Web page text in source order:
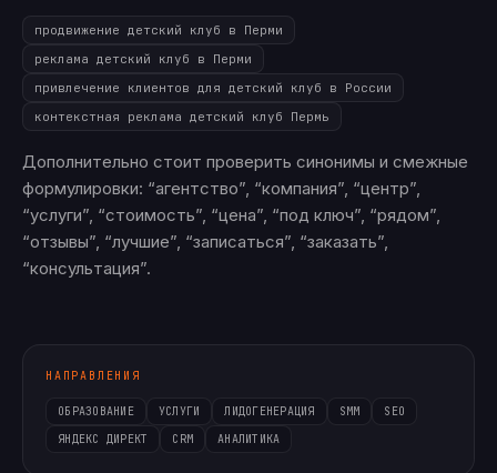
продвижение детский клуб в Перми
реклама детский клуб в Перми
привлечение клиентов для детский клуб в России
контекстная реклама детский клуб Пермь
Дополнительно стоит проверить синонимы и смежные
формулировки: “агентство”, “компания”, “центр”,
“услуги”, “стоимость”, “цена”, “под ключ”, “рядом”,
“отзывы”, “лучшие”, “записаться”, “заказать”,
“консультация”.
НАПРАВЛЕНИЯ
ОБРАЗОВАНИЕ УСЛУГИ ЛИДОГЕНЕРАЦИЯ SMM
SEO
ЯНДЕКС ДИРЕКТ
CRM АНАЛИТИКА